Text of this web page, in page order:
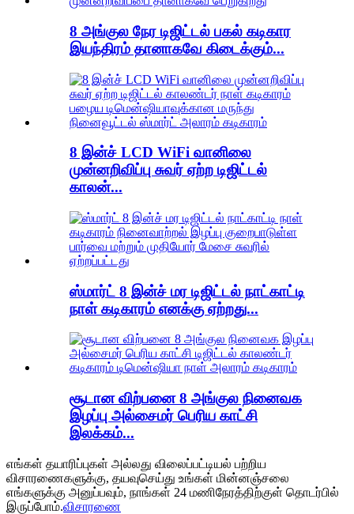
8 அங்குல நேர டிஜிட்டல் பகல் கடிகார
இயந்திரம் தானாகவே கிடைக்கும்...
8 இன்ச் LCD WiFi வானிலை
முன்னறிவிப்பு சுவர் ஏற்ற டிஜிட்டல்
காலன்...
ஸ்மார்ட் 8 இன்ச் மர டிஜிட்டல் நாட்காட்டி
நாள் கடிகாரம் எனக்கு ஏற்றது...
சூடான விற்பனை 8 அங்குல நினைவக
இழப்பு அல்சைமர் பெரிய காட்சி
இலக்கம்...
எங்கள் தயாரிப்புகள் அல்லது விலைப்பட்டியல் பற்றிய
விசாரணைகளுக்கு, தயவுசெய்து உங்கள் மின்னஞ்சலை
எங்களுக்கு அனுப்பவும், நாங்கள் 24 மணிநேரத்திற்குள் தொடர்பில்
இருப்போம்.விசாரணை